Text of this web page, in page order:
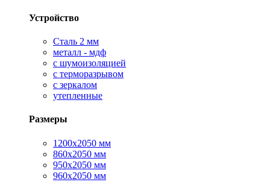
Устройство
Сталь 2 мм
металл - мдф
с шумоизоляцией
с терморазрывом
с зеркалом
утепленные
Размеры
1200х2050 мм
860х2050 мм
950х2050 мм
960х2050 мм